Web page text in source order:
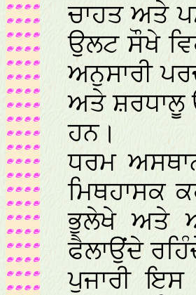
ਚਾਹਤ ਅਤੇ
ਉਲਟ ਸੌਖੇ
ਅਨੁਸਾਰੀ
ਅਤੇ ਸ਼ਰਧਾਲੂ
ਹਨ।
ਧਰਮ
ਮਿਥਹਾਸਕ
ਭੁਲੇਖੇ ਅਤੇ
ਫੈਲਾਉਂਦੇ
ਪੁਜਾਰੀ